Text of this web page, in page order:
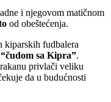
i njegovom matičnom
od obeštećenja.
kiparskih fudbalera
“čudom sa Kipra”.
privlači veliku
da u budućnosti